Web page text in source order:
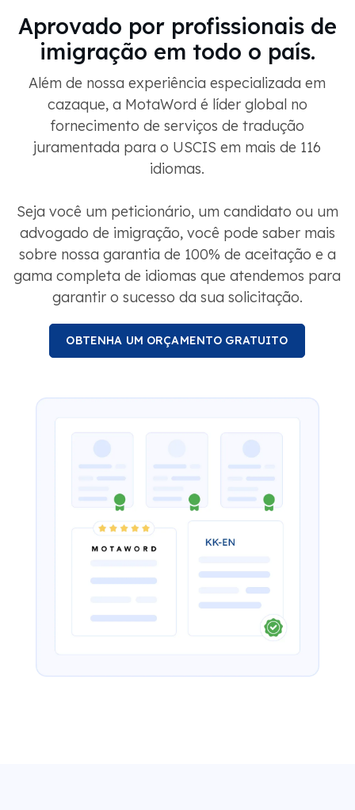
Aprovado por profissionais de
imigração em todo o país.
Além de nossa experiência especializada em
cazaque, a MotaWord é líder global no
fornecimento de serviços de tradução
juramentada para o USCIS em mais de 116
idiomas.
Seja você um peticionário, um candidato ou um
advogado de imigração, você pode saber mais
sobre nossa garantia de 100% de aceitação e a
gama completa de idiomas que atendemos para
garantir o sucesso da sua solicitação.
OBTENHA UM ORÇAMENTO GRATUITO